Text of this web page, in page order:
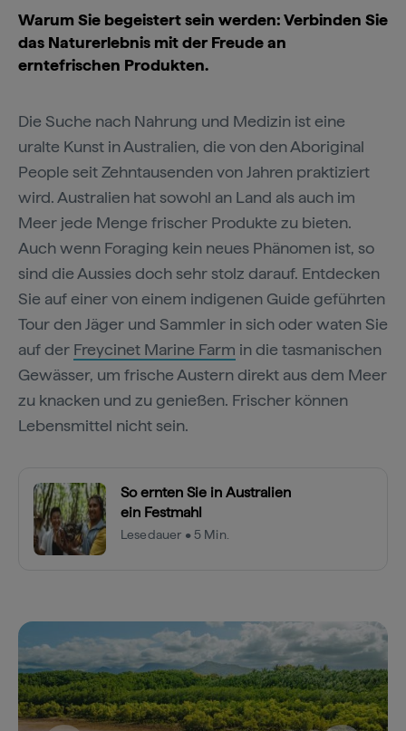
Warum Sie begeistert sein werden: Verbinden Sie
das Naturerlebnis mit der Freude an
erntefrischen Produkten.
Die Suche nach Nahrung und Medizin ist eine
uralte Kunst in Australien, die von den Aboriginal
People seit Zehntausenden von Jahren praktiziert
wird. Australien hat sowohl an Land als auch im
Meer jede Menge frischer Produkte zu bieten.
Auch wenn Foraging kein neues Phänomen ist, so
sind die Aussies doch sehr stolz darauf. Entdecken
Sie auf einer von einem indigenen Guide geführten
Tour den Jäger und Sammler in sich oder waten Sie
auf der Freycinet Marine Farm in die tasmanischen
Gewässer, um frische Austern direkt aus dem Meer
zu knacken und zu genießen. Frischer können
Lebensmittel nicht sein.
So ernten Sie in Australien
ein Festmahl
Lesedauer • 5 Min.